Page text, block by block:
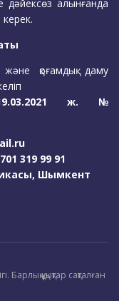
дәйексөз алынғанда
керек.
және қоғамдық даму
ж. №
319 99 91
Шымкент
құқықтар сақталған